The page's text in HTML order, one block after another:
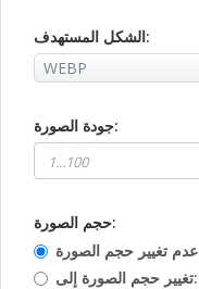
الشكل المستهدف:
جودة الصورة:
حجم الصورة:
عدم تغيير حجم الصورة
تغيير حجم الصورة إلى: